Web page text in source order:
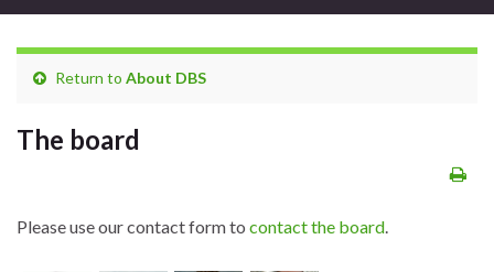
Return to About DBS
The board
Please use our contact form to contact the board.